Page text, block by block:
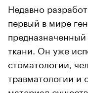
Недавно
первый в мире
ткани. Он уже
стоматологии,
травматологии и